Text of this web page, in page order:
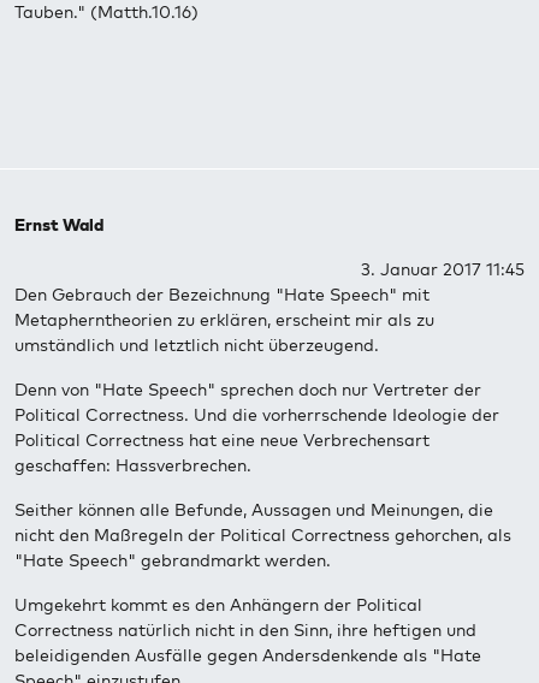
Tauben." (Matth.10.16)
Ernst Wald
3. Januar 2017 11:45
Den Gebrauch der Bezeichnung "Hate Speech" mit
Metapherntheorien zu erklären, erscheint mir als zu
umständlich und letztlich nicht überzeugend.
Denn von "Hate Speech" sprechen doch nur Vertreter der
Political Correctness. Und die vorherrschende Ideologie der
Political Correctness hat eine neue Verbrechensart
geschaffen: Hassverbrechen.
Seither können alle Befunde, Aussagen und Meinungen, die
nicht den Maßregeln der Political Correctness gehorchen, als
"Hate Speech" gebrandmarkt werden.
Umgekehrt kommt es den Anhängern der Political
Correctness natürlich nicht in den Sinn, ihre heftigen und
beleidigenden Ausfälle gegen Andersdenkende als "Hate